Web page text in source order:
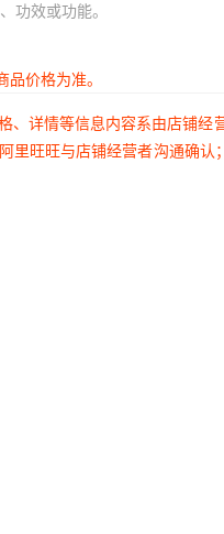
功效或功能。
价格为准。
详情等信息内容系由店铺
旺旺与店铺经营者沟通确